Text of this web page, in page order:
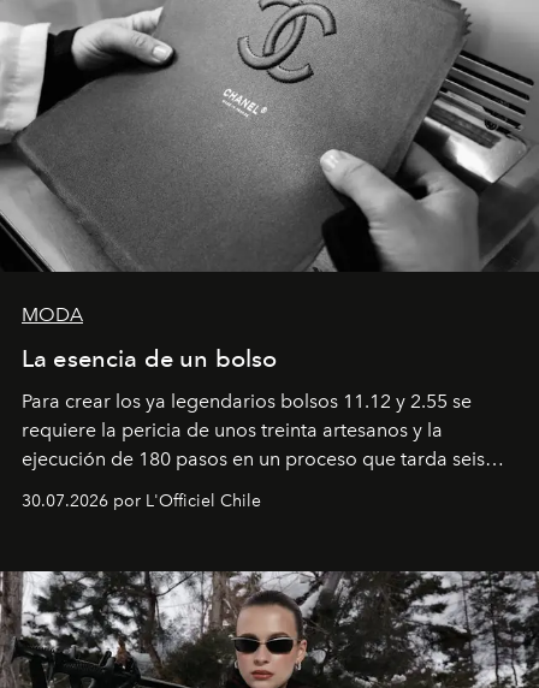
MODA
La esencia de un bolso
Para crear los ya legendarios bolsos 11.12 y 2.55 se
requiere la pericia de unos treinta artesanos y la
ejecución de 180 pasos en un proceso que tarda seis
que se enseña solamente en la escuela de formación de
30.07.2026 por L'Officiel Chile